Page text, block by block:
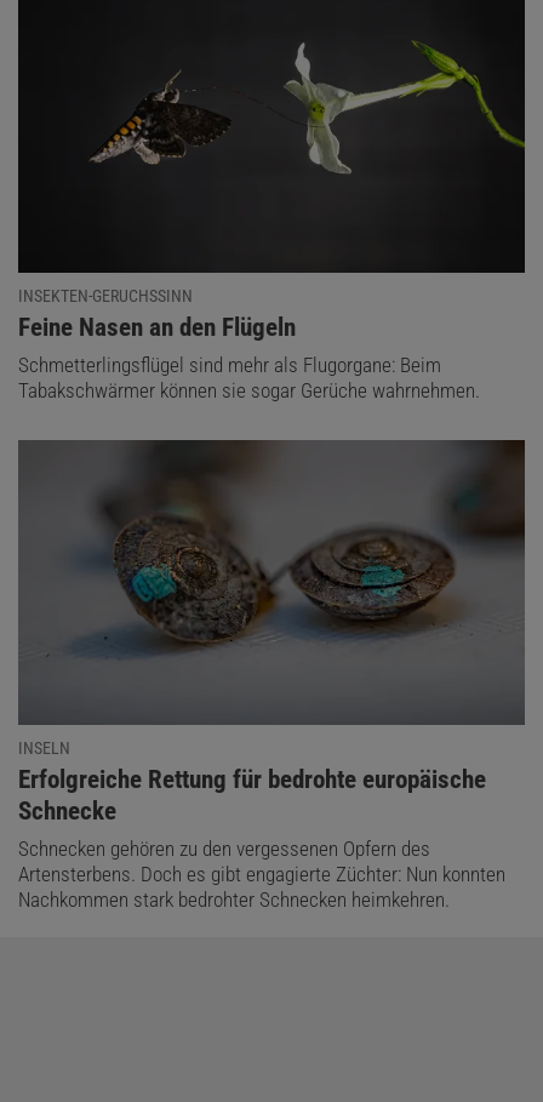
INSEKTEN-GERUCHSSINN
:
Feine Nasen an den Flügeln
Schmetterlingsflügel sind mehr als Flugorgane: Beim
Tabakschwärmer können sie sogar Gerüche wahrnehmen.
INSELN
:
Erfolgreiche Rettung für bedrohte europäische
Schnecke
Schnecken gehören zu den vergessenen Opfern des
Artensterbens. Doch es gibt engagierte Züchter: Nun konnten
Nachkommen stark bedrohter Schnecken heimkehren.